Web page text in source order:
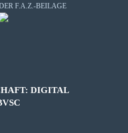
F.A.Z.-BEILAGE
DIGITAL